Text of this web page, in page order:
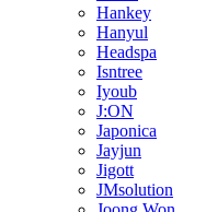
Hankey
Hanyul
Headspa
Isntree
Iyoub
J:ON
Japonica
Jayjun
Jigott
JMsolution